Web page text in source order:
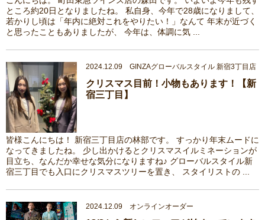
ところ約20日となりましたね。 私自身、今年で28歳になりまして、
若かりし頃は「年内に絶対これをやりたい！」なんて 年末が近づく
と思ったこともありましたが、 今年は、体調に気 ...
2024.12.09 GINZAグローバルスタイル 新宿3丁目店
クリスマス目前！小物もあります！【新
宿三丁目】
皆様こんにちは！ 新宿三丁目店の林部です。 すっかり年末ムードに
なってきましたね。 少し出かけるとクリスマスイルミネーションが
目立ち、なんだか幸せな気分になりますね♪ グローバルスタイル新
宿三丁目でも入口にクリスマスツリーを置き、 スタイリストの ...
2024.12.09 オンラインオーダー